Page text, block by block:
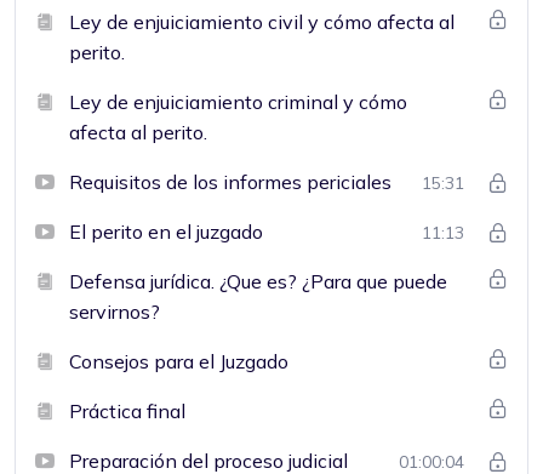
Ley de enjuiciamiento civil y cómo afecta al
perito.
Ley de enjuiciamiento criminal y cómo
afecta al perito.
Requisitos de los informes periciales 15:31
El perito en el juzgado 11:13
Defensa jurídica. ¿Que es? ¿Para que puede
servirnos?
Consejos para el Juzgado
Práctica final
Preparación del proceso judicial 01:00:04